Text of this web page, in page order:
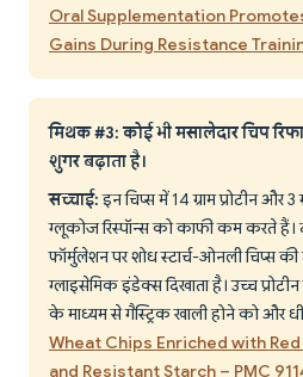
Oral Supplementation
Gains During Resistance
मिथक #3: कोई भी मसालेदार चिप
शुगर बढ़ाता है।
सच्चाई:इन चिप्स में 14 ग्राम प्रोटीन और 3
ग्लूकोज रिस्पॉन्स को काफी कम करते हैं।
फॉर्मुलेशन पर शोध स्टार्च-ओनली चिप्स
ग्लाइसेमिक इंडेक्स दिखाता है। उच्च प्रोटीन
के माध्यम से गैस्ट्रिक खाली होने को और
Wheat Chips Enriched with
and Resistant Starch – PMC